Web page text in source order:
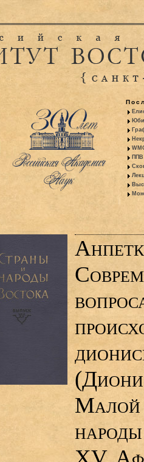
ППВ
Малой